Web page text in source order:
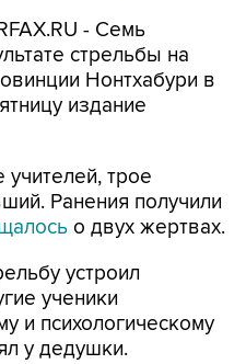
- Семь
стрельбы на
Нонтхабури в
издание
трое
Ранения получили
о двух жертвах.
устроил
ученики
и психологическому
у дедушки.